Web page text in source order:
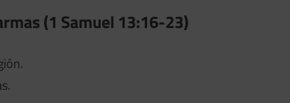
(1 Samuel 13:16-23)